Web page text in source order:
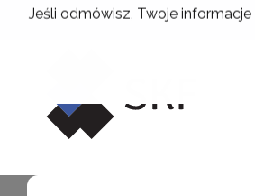
Jeśli odmówisz, Twoje
Przejdź